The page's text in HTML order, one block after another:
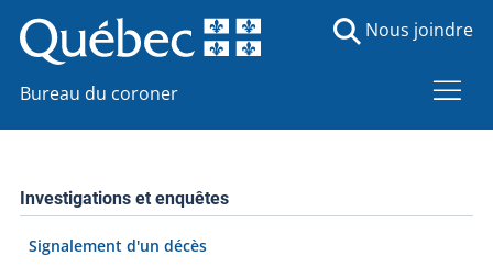
Bureau du coroner
Nous joindre
Investigations et enquêtes
Signalement d'un décès